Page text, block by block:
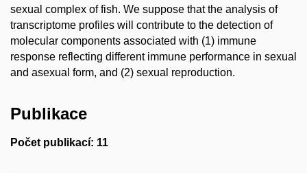
sexual complex of fish. We suppose that the analysis of
transcriptome profiles will contribute to the detection of
molecular components associated with (1) immune
response reflecting different immune performance in sexual
and asexual form, and (2) sexual reproduction.
Publikace
Počet publikací: 11